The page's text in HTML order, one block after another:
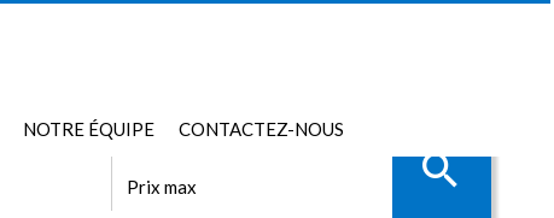
NOTRE ÉQUIPE CONTACTEZ-NOUS